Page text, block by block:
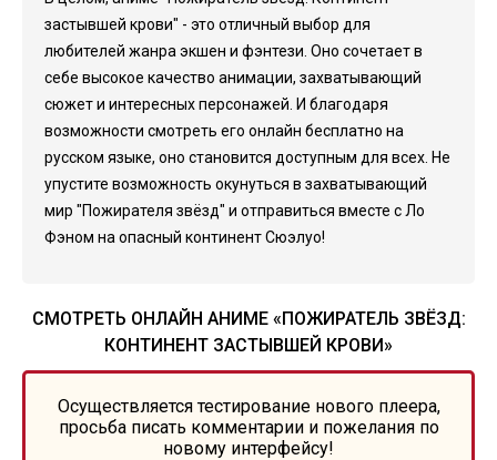
застывшей крови" - это отличный выбор для
любителей жанра экшен и фэнтези. Оно сочетает в
себе высокое качество анимации, захватывающий
сюжет и интересных персонажей. И благодаря
возможности смотреть его онлайн бесплатно на
русском языке, оно становится доступным для всех. Не
упустите возможность окунуться в захватывающий
мир "Пожирателя звёзд" и отправиться вместе с Ло
Фэном на опасный континент Сюэлуо!
СМОТРЕТЬ ОНЛАЙН АНИМЕ «ПОЖИРАТЕЛЬ ЗВЁЗД:
КОНТИНЕНТ ЗАСТЫВШЕЙ КРОВИ»
Осуществляется тестирование нового плеера,
просьба писать комментарии и пожелания по
новому интерфейсу!